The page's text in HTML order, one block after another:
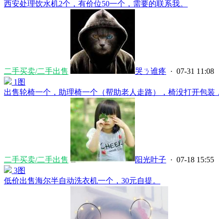
西安处理饮水机2个，有价位50一个，需要的联系我。
二手买卖/二手出售 哭ㄋ谁疼 · 07-31 11:08
1图
出售轮椅一个，助理椅一个（帮助老人走路），椅没打开包装
二手买卖/二手出售 阳光叶子 · 07-18 15:55
3图
低价出售海尔半自动洗衣机一个，30元自提。